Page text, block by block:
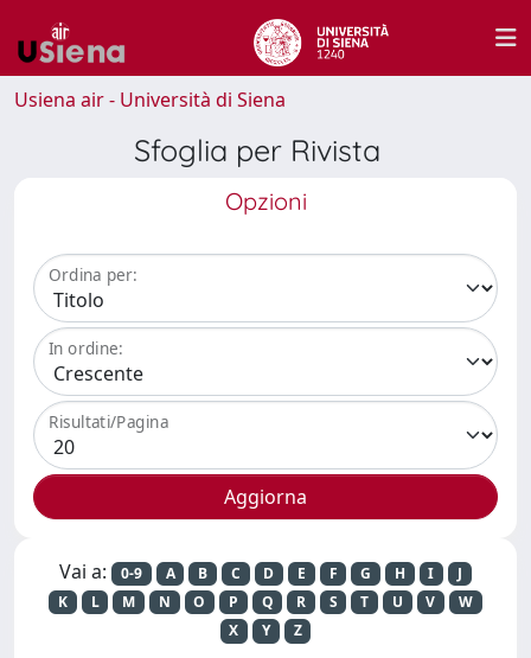
Usiena air - Università di Siena
Sfoglia per Rivista
Opzioni
Ordina per:
In ordine:
Risultati/Pagina
Vai a: 0-9 A B C D E F G H I
J
K
L M N O P Q R S T U V
W
X
Y Z